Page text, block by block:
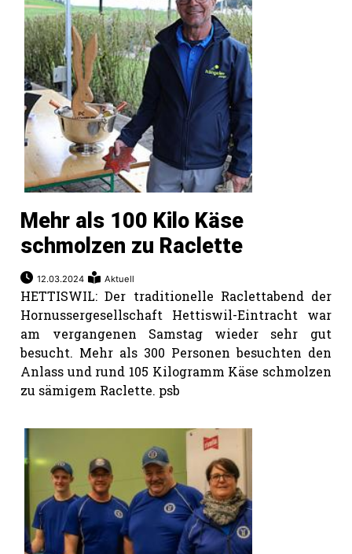
Mehr als 100 Kilo Käse
schmolzen zu Raclette
12.03.2024 Aktuell
HETTISWIL: Der traditionelle Raclettabend der
Hornussergesellschaft Hettiswil-Eintracht war
am vergangenen Samstag wieder sehr gut
besucht. Mehr als 300 Personen besuchten den
Anlass und rund 105 Kilogramm Käse schmolzen
zu sämigem Raclette. psb